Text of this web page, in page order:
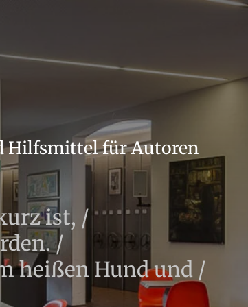
Hilfsmittel für Autoren
ist, /
/
heißen Hund und /